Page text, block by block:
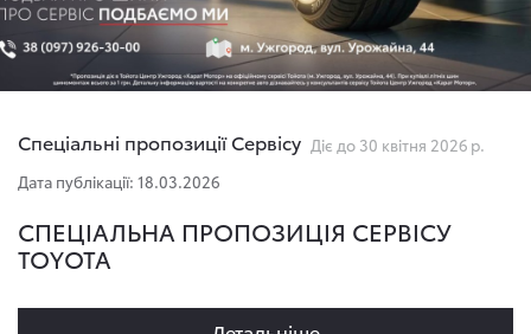
Спеціальні пропозиції Сервісу Діє до 30 квітня 2026 р.
Дата публікації: 18.03.2026
СПЕЦІАЛЬНА ПРОПОЗИЦІЯ СЕРВІСУ
TOYOTA